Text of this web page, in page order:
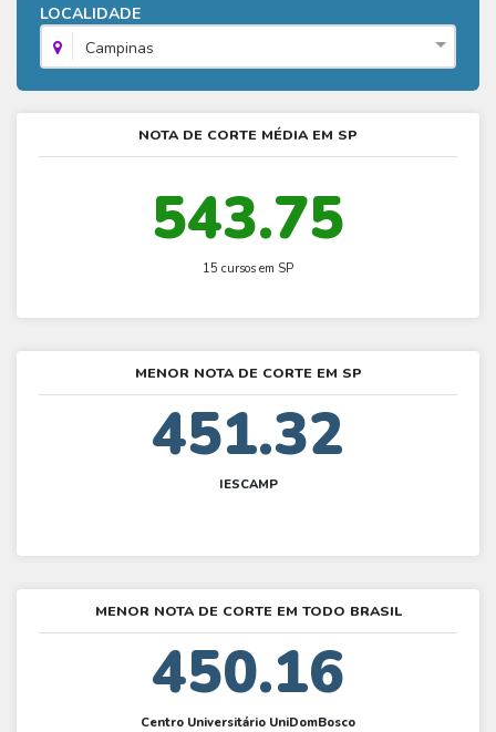
Hora do Enem – O que é
Enem – Gabarito oficial
SISU - Simulador
Prouni – Lista de espera
Prouni - Universidades participantes
Prouni – Simulador
Fies – Como fazer a inscrição
Fies e Prouni – Diferença
Fies - Simulador
ENARE
LOCALIDADE
Campinas
NOTA DE CORTE MÉDIA EM SP
543.75
15 cursos em SP
MENOR NOTA DE CORTE EM SP
451.32
IESCAMP
MENOR NOTA DE CORTE EM TODO BRASIL
450.16
Centro Universitário UniDomBosco